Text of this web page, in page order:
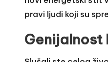
pravi ljudi koji su
Genijalnost